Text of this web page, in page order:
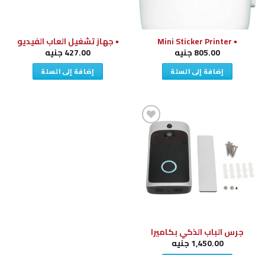
• Mini Sticker Printer
805.00جنيه
إضافة إلى السلة
• جهاز تشغيل العاب الفيديو
427.00جنيه
إضافة إلى السلة
إضافة
إلى
قائمة
الرغبات
جرس الباب الذكي بكاميرا
1,450.00جنيه